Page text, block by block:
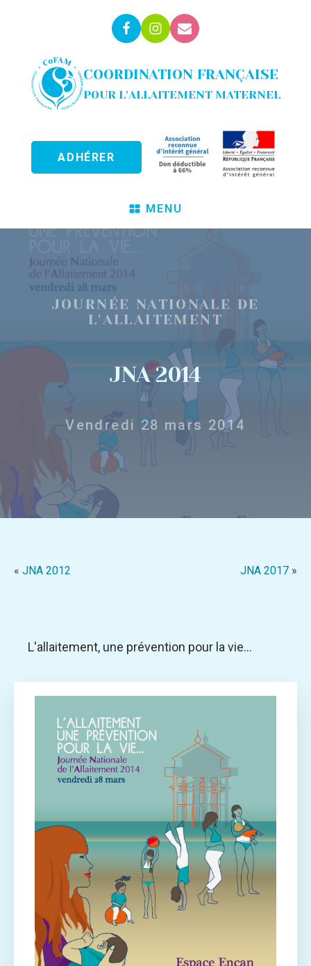
COORDINATION FRANÇAISE
POUR L'ALLAITEMENT MATERNEL
ADHÉRER
MENU
JOURNÉE NATIONALE DE
L'ALLAITEMENT
JNA 2014
Vendredi 28 mars 2014
« JNA 2012 JNA 2017 »
L'allaitement, une prévention pour la vie...